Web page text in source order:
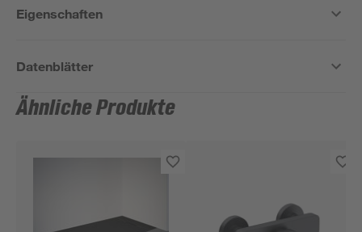
Eigenschaften
Datenblätter
Ähnliche Produkte